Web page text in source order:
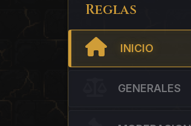
Reglas
INICIO
GENERALES